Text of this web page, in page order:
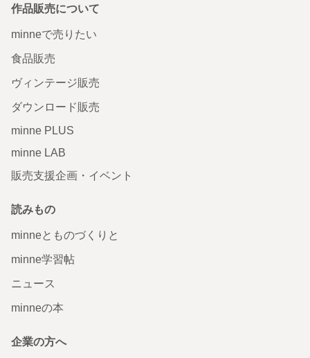
作品販売について
minneで売りたい
食品販売
ヴィンテージ販売
ダウンロード販売
minne PLUS
minne LAB
販売支援企画・イベント
読みもの
minneとものづくりと
minne学習帖
ニュース
minneの本
企業の方へ